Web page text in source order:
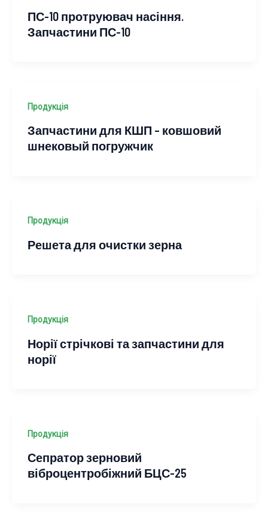
ПС-10 протруювач насіння.
Запчастини ПС-10
Продукція
Запчастини для КШП – ковшовий
шнековый погружчик
Продукція
Решета для очистки зерна
Продукція
Норії стрічкові та запчастини для
норії
Продукція
Сепратор зерновий
віброцентробіжний БЦС-25